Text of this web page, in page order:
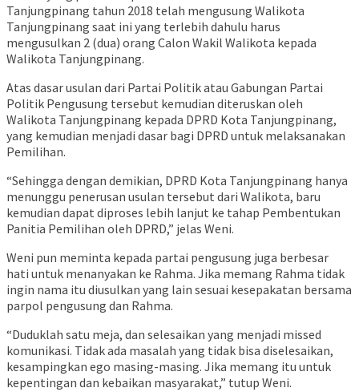
Tanjungpinang tahun 2018 telah mengusung Walikota
Tanjungpinang saat ini yang terlebih dahulu harus
mengusulkan 2 (dua) orang Calon Wakil Walikota kepada
Walikota Tanjungpinang.
Atas dasar usulan dari Partai Politik atau Gabungan Partai
Politik Pengusung tersebut kemudian diteruskan oleh
Walikota Tanjungpinang kepada DPRD Kota Tanjungpinang,
yang kemudian menjadi dasar bagi DPRD untuk melaksanakan
Pemilihan.
“Sehingga dengan demikian, DPRD Kota Tanjungpinang hanya
menunggu penerusan usulan tersebut dari Walikota, baru
kemudian dapat diproses lebih lanjut ke tahap Pembentukan
Panitia Pemilihan oleh DPRD,” jelas Weni.
Weni pun meminta kepada partai pengusung juga berbesar
hati untuk menanyakan ke Rahma. Jika memang Rahma tidak
ingin nama itu diusulkan yang lain sesuai kesepakatan bersama
parpol pengusung dan Rahma.
“Duduklah satu meja, dan selesaikan yang menjadi missed
komunikasi. Tidak ada masalah yang tidak bisa diselesaikan,
kesampingkan ego masing-masing. Jika memang itu untuk
kepentingan dan kebaikan masyarakat,” tutup Weni.